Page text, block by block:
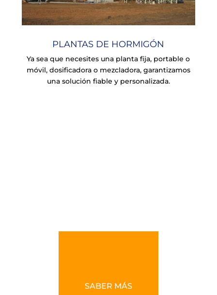
PLANTAS DE HORMIGÓN
Ya sea que necesites una planta fija, portable o
móvil, dosificadora o mezcladora, garantizamos
una solución fiable y personalizada.
SABER MÁS